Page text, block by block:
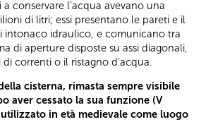
conservare l’acqua avevano una
di litri; essi presentano le pareti e il
intonaco idraulico, e comunicano tra
di aperture disposte su assi diagonali,
di correnti o il ristagno d'acqua.
cisterna, rimasta sempre visibile
aver cessato la sua funzione (V
in età medievale come luogo